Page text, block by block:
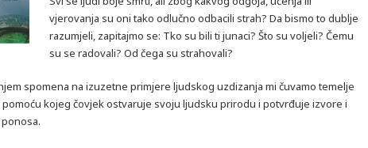
vjerovanja su oni tako odlučno odbacili strah? Da bismo to dublje
razumjeli, zapitajmo se: Tko su bili ti junaci? Što su voljeli? Čemu
su se radovali? Od čega su strahovali?
spomena na izuzetne primjere ljudskog uzdizanja mi čuvamo temelje
kojeg čovjek ostvaruje svoju ljudsku prirodu i potvrđuje izvore i